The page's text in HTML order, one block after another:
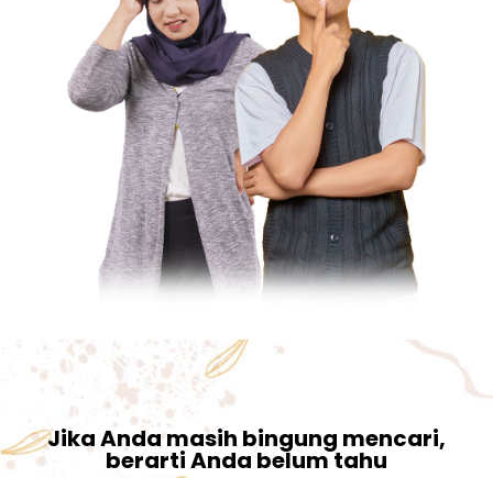
Jika Anda masih bingung mencari,
berarti Anda belum tahu